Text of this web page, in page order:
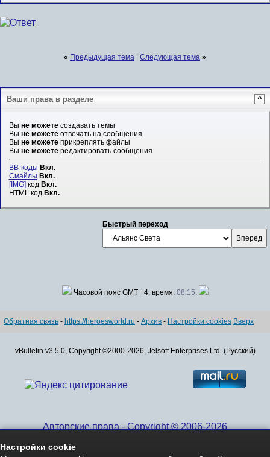
« Предыдущая тема | Следующая тема »
Ваши права в разделе ^
Вы не можетесоздавать темы
Вы не можетеотвечать на сообщения
Вы не можетеприкреплять файлы
Вы не можетередактировать сообщения
BB-коды Вкл.
Смайлы Вкл.
[IMG] код Вкл.
HTML код Вкл.
Быстрый переход
Часовой пояс GMT +4, время: 08:15
Обратная связь - https://heroesworld.ru - Архив - Настройки cookies Вверх
vBulletin v3.5.0, Copyright ©2000-2026, Jelsoft Enterprises Ltd. (Русский)
Авторские права - Copyright © 2006-2026
Настройки cookie